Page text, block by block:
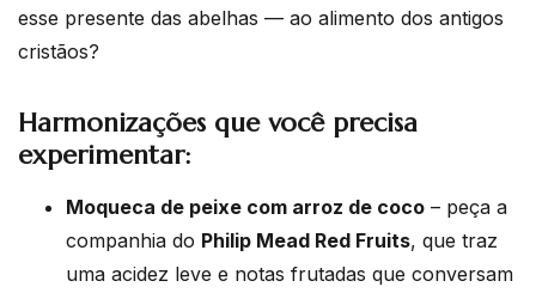
esse presente das abelhas — ao alimento dos antigos
cristãos?
Harmonizações que você precisa
experimentar:
Moqueca de peixe com arroz de coco – peça a
companhia do Philip Mead Red Fruits, que traz
uma acidez leve e notas frutadas que conversam